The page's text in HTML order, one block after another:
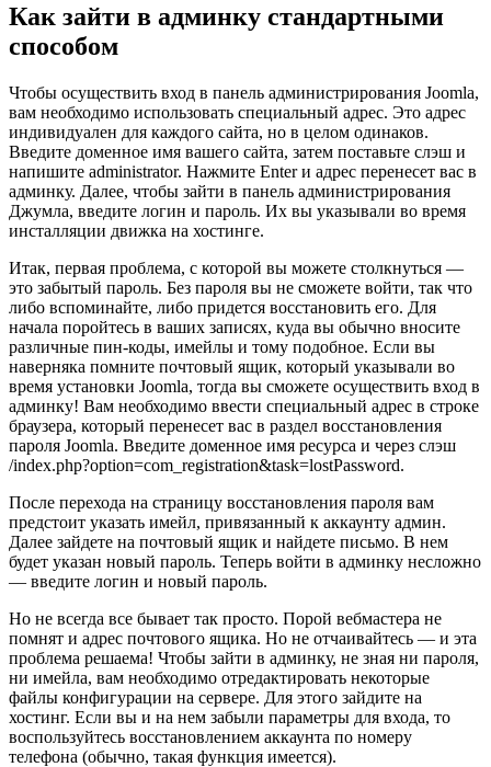
Как зайти в админку стандартными
способом
Чтобы осуществить вход в панель администрирования Joomla,
вам необходимо использовать специальный адрес. Это адрес
индивидуален для каждого сайта, но в целом одинаков.
Введите доменное имя вашего сайта, затем поставьте слэш и
напишите administrator. Нажмите Enter и адрес перенесет вас в
админку. Далее, чтобы зайти в панель администрирования
Джумла, введите логин и пароль. Их вы указывали во время
инсталляции движка на хостинге.
Итак, первая проблема, с которой вы можете столкнуться —
это забытый пароль. Без пароля вы не сможете войти, так что
либо вспоминайте, либо придется восстановить его. Для
начала поройтесь в ваших записях, куда вы обычно вносите
различные пин-коды, имейлы и тому подобное. Если вы
наверняка помните почтовый ящик, который указывали во
время установки Joomla, тогда вы сможете осуществить вход в
админку! Вам необходимо ввести специальный адрес в строке
браузера, который перенесет вас в раздел восстановления
пароля Joomla. Введите доменное имя ресурса и через слэш
/index.php?option=com_registration&task=lostPassword.
После перехода на страницу восстановления пароля вам
предстоит указать имейл, привязанный к аккаунту админ.
Далее зайдете на почтовый ящик и найдете письмо. В нем
будет указан новый пароль. Теперь войти в админку несложно
— введите логин и новый пароль.
Но не всегда все бывает так просто. Порой вебмастера не
помнят и адрес почтового ящика. Но не отчаивайтесь — и эта
проблема решаема! Чтобы зайти в админку, не зная ни пароля,
ни имейла, вам необходимо отредактировать некоторые
файлы конфигурации на сервере. Для этого зайдите на
хостинг. Если вы и на нем забыли параметры для входа, то
воспользуйтесь восстановлением аккаунта по номеру
телефона (обычно, такая функция имеется).